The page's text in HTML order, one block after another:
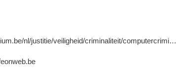
nl/justitie/veiligheid/criminaliteit/computercrimi…